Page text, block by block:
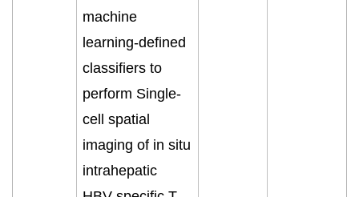
machine
learning-defined
classifiers to
perform Single-
cell spatial
imaging of in situ
intrahepatic